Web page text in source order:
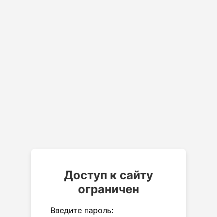
Доступ к сайту
ограничен
Введите пароль: